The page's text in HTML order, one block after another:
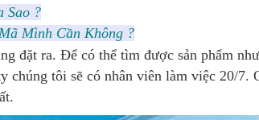
Sao ?
Mình Cần Không ?
đặt ra. Để có thể tìm được sản phẩm
chúng tôi sẽ có nhân viên làm việc 20/7.